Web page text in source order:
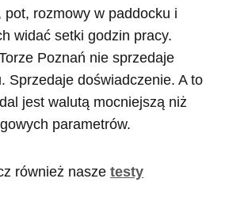
pot, rozmowy w paddocku i
widać setki godzin pracy.
Poznań nie sprzedaje
Sprzedaje doświadczenie. A to
jest walutą mocniejszą niż
parametrów.
również nasze testy